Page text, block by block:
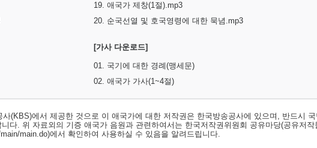
19. 애국가 제창(1절).mp3
20. 순국선열 및 호국영령에 대한 묵념.mp3
[가사 다운로드]
01. 국기에 대한 경례(맹세문)
02. 애국가 가사(1~4절)
(KBS)에서 제공한 것으로 이 애국가에 대한 저작권은 한국방송공사에 있으며, 반드시 국
다. 위 자료외의 기증 애국가 음원과 관련하여서는 한국저작권위원회 공유마당(공유저작
main.do)에서 확인하여 사용하실 수 있음을 알려드립니다.